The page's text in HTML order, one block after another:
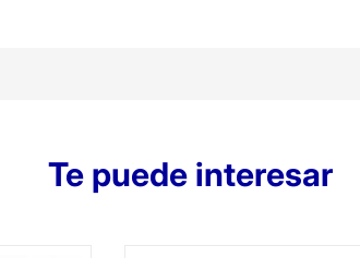
Te puede interesar